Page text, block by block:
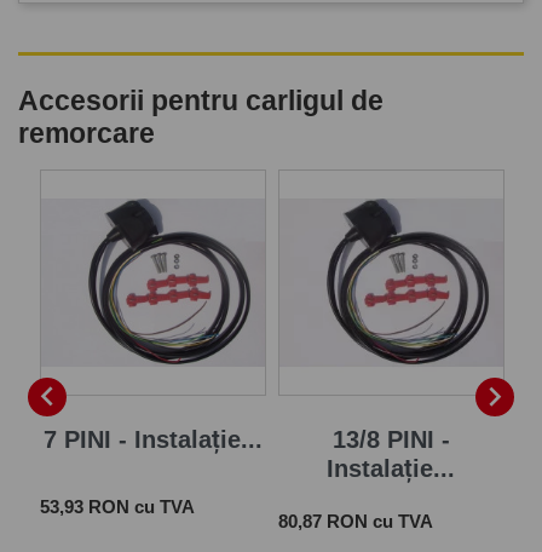
Accesorii pentru carligul de
remorcare

7 PINI - Instalație...
Pret
53,93 RON cu TVA
13/8 PINI -
Instalație...
Pret
80,87 RON cu TVA
